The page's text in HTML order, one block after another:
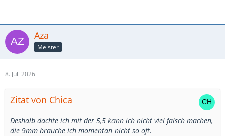
Aza
Meister
8. Juli 2026
Zitat von Chica
Deshalb dachte ich mit der 5,5 kann ich nicht viel falsch machen,
die 9mm brauche ich momentan nicht so oft.